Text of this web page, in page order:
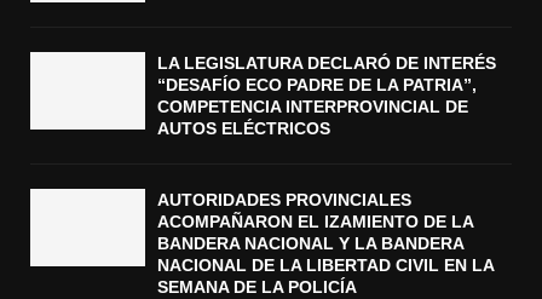
LA LEGISLATURA DECLARÓ DE INTERÉS
“DESAFÍO ECO PADRE DE LA PATRIA”,
COMPETENCIA INTERPROVINCIAL DE
AUTOS ELÉCTRICOS
AUTORIDADES PROVINCIALES
ACOMPAÑARON EL IZAMIENTO DE LA
BANDERA NACIONAL Y LA BANDERA
NACIONAL DE LA LIBERTAD CIVIL EN LA
SEMANA DE LA POLICÍA